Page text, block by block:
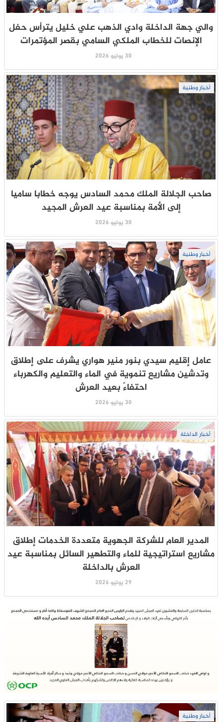
والي جهة الداخلة وادي الذهب علي خليل يترأس حفل
الإنصات للخطاب الملكي السامي بقصر المؤتمرات
30 يوليو 2026
أخبار وطنية
صاحب الجلالة الملك محمد السادس يوجه خطابا ساميا
إلى الأمة بمناسبة عيد العرش المجيد
30 يوليو 2026
أخبار وطنية
عامل إقليم سيدي بنور منير هواري يشرف على إطلاق
وتدشين مشاريع تنموية في الماء والتعليم والكهرباء
احتفاءً بعيد العرش
30 يوليو 2026
أخبار الداخلة
المدير العام للشركة الجهوية متعددة الخدمات إطلاق
مشاريع استراتيجية للماء والتطهير السائل بمناسبة عيد
العرش بالداخلة
29 يوليو 2026
أخبار وطنية